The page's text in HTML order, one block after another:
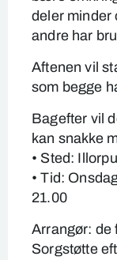
deler minder
andre har
Aftenen vil
som begge
Bagefter vil
kan snakke
• Sted:
• Tid:
21.00
Arrangør: de
Sorgstøtte